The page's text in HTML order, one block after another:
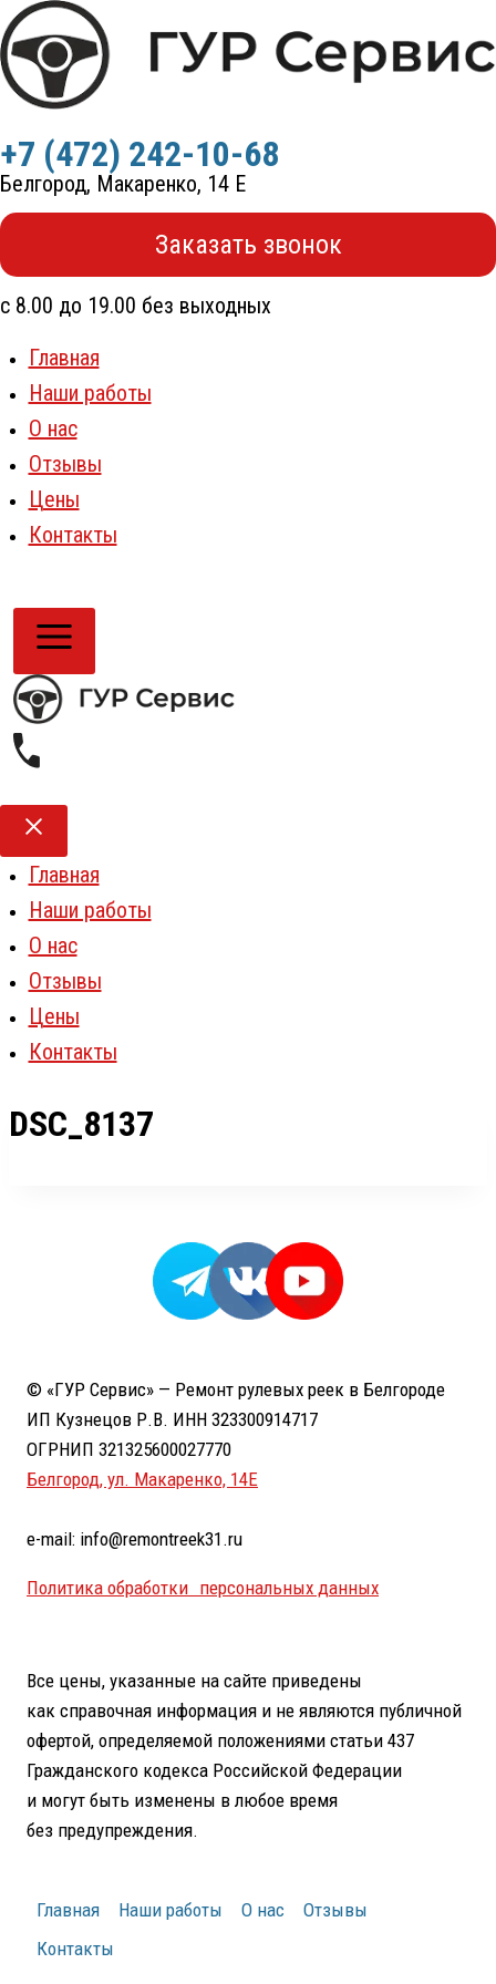
Перейти
к
содержимому
+7 (472) 242-10-68
Белгород, Макаренко, 14 Е
Заказать звонок
с 8.00 до 19.00 без выходных
Главная
Наши работы
О нас
Отзывы
Цены
Контакты
Главная
Наши работы
О нас
Отзывы
Цены
Контакты
DSC_8137
© «ГУР Сервис» — Ремонт рулевых реек в Белгороде
ИП Кузнецов Р.В. ИНН 323300914717
ОГРНИП 321325600027770
Белгород, ул. Макаренко, 14Е
e-mail: info@remontreek31.ru
Политика обработки персональных данных
Все цены, указанные на сайте приведены
как справочная информация и не являются публичной
офертой, определяемой положениями статьи 437
Гражданского кодекса Российской Федерации
и могут быть изменены в любое время
без предупреждения.
Главная Наши работы О нас
Отзывы
Контакты